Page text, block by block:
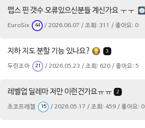
맵스 핀 갯수 오류있으신분들 계신가요 ㅜㅜ
EuroSix 44 / 2026.06.07 / 조회: 311 / 좋아요: 0
지하 지도 분할 기능 있나요? 3
두린조아 21 / 2026.05.23 / 조회: 620 / 좋아요: 5
레벨업 딜레마 저만 이런건가요ㅠㅠ 2
초코프레첼 15 / 2026.05.17 / 조회: 459 / 좋아요: 0